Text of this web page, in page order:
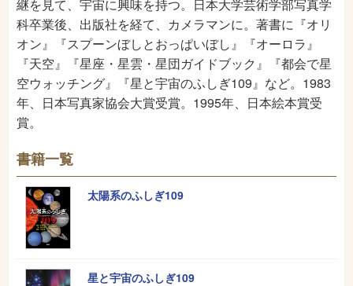
継を見て、宇宙に興味を持つ。日本大学芸術学部写真学
科卒業後、出版社を経て、カメラマンに。著書に『オリ
オン』『スプーンぼしとおっぱいぼし』『オーロラ』
『天空』『星座・星雲・星団ガイドブック』『都会で星
空ウォッチング』『星と宇宙のふしぎ109』など。1983
年、日本写真家協会大賞受賞。1995年、日本絵本賞受
賞。
書籍一覧
太陽系のふしぎ109
星と宇宙のふしぎ109